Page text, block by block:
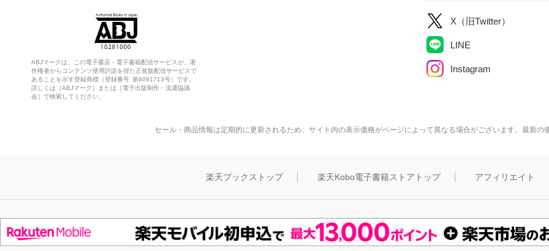
ABJマークは、この電子書店・電子書籍配信サービスが、著
作権者からコンテンツ使用許諾を得た正規版配信サービスで
あることを示す登録商標（登録番号 第6091713号）です。
詳しくは［ABJマーク］または［電子出版制作・流通協議
会］で検索してください。
X（旧Twitter）
LINE
Instagram
セール・商品情報は定期的に更新されるため、サイト内の表示価格がページによって異なる場合がございます。最新の
楽天ブックストップ 楽天Kobo電子書籍ストアトップ アフィリエイト